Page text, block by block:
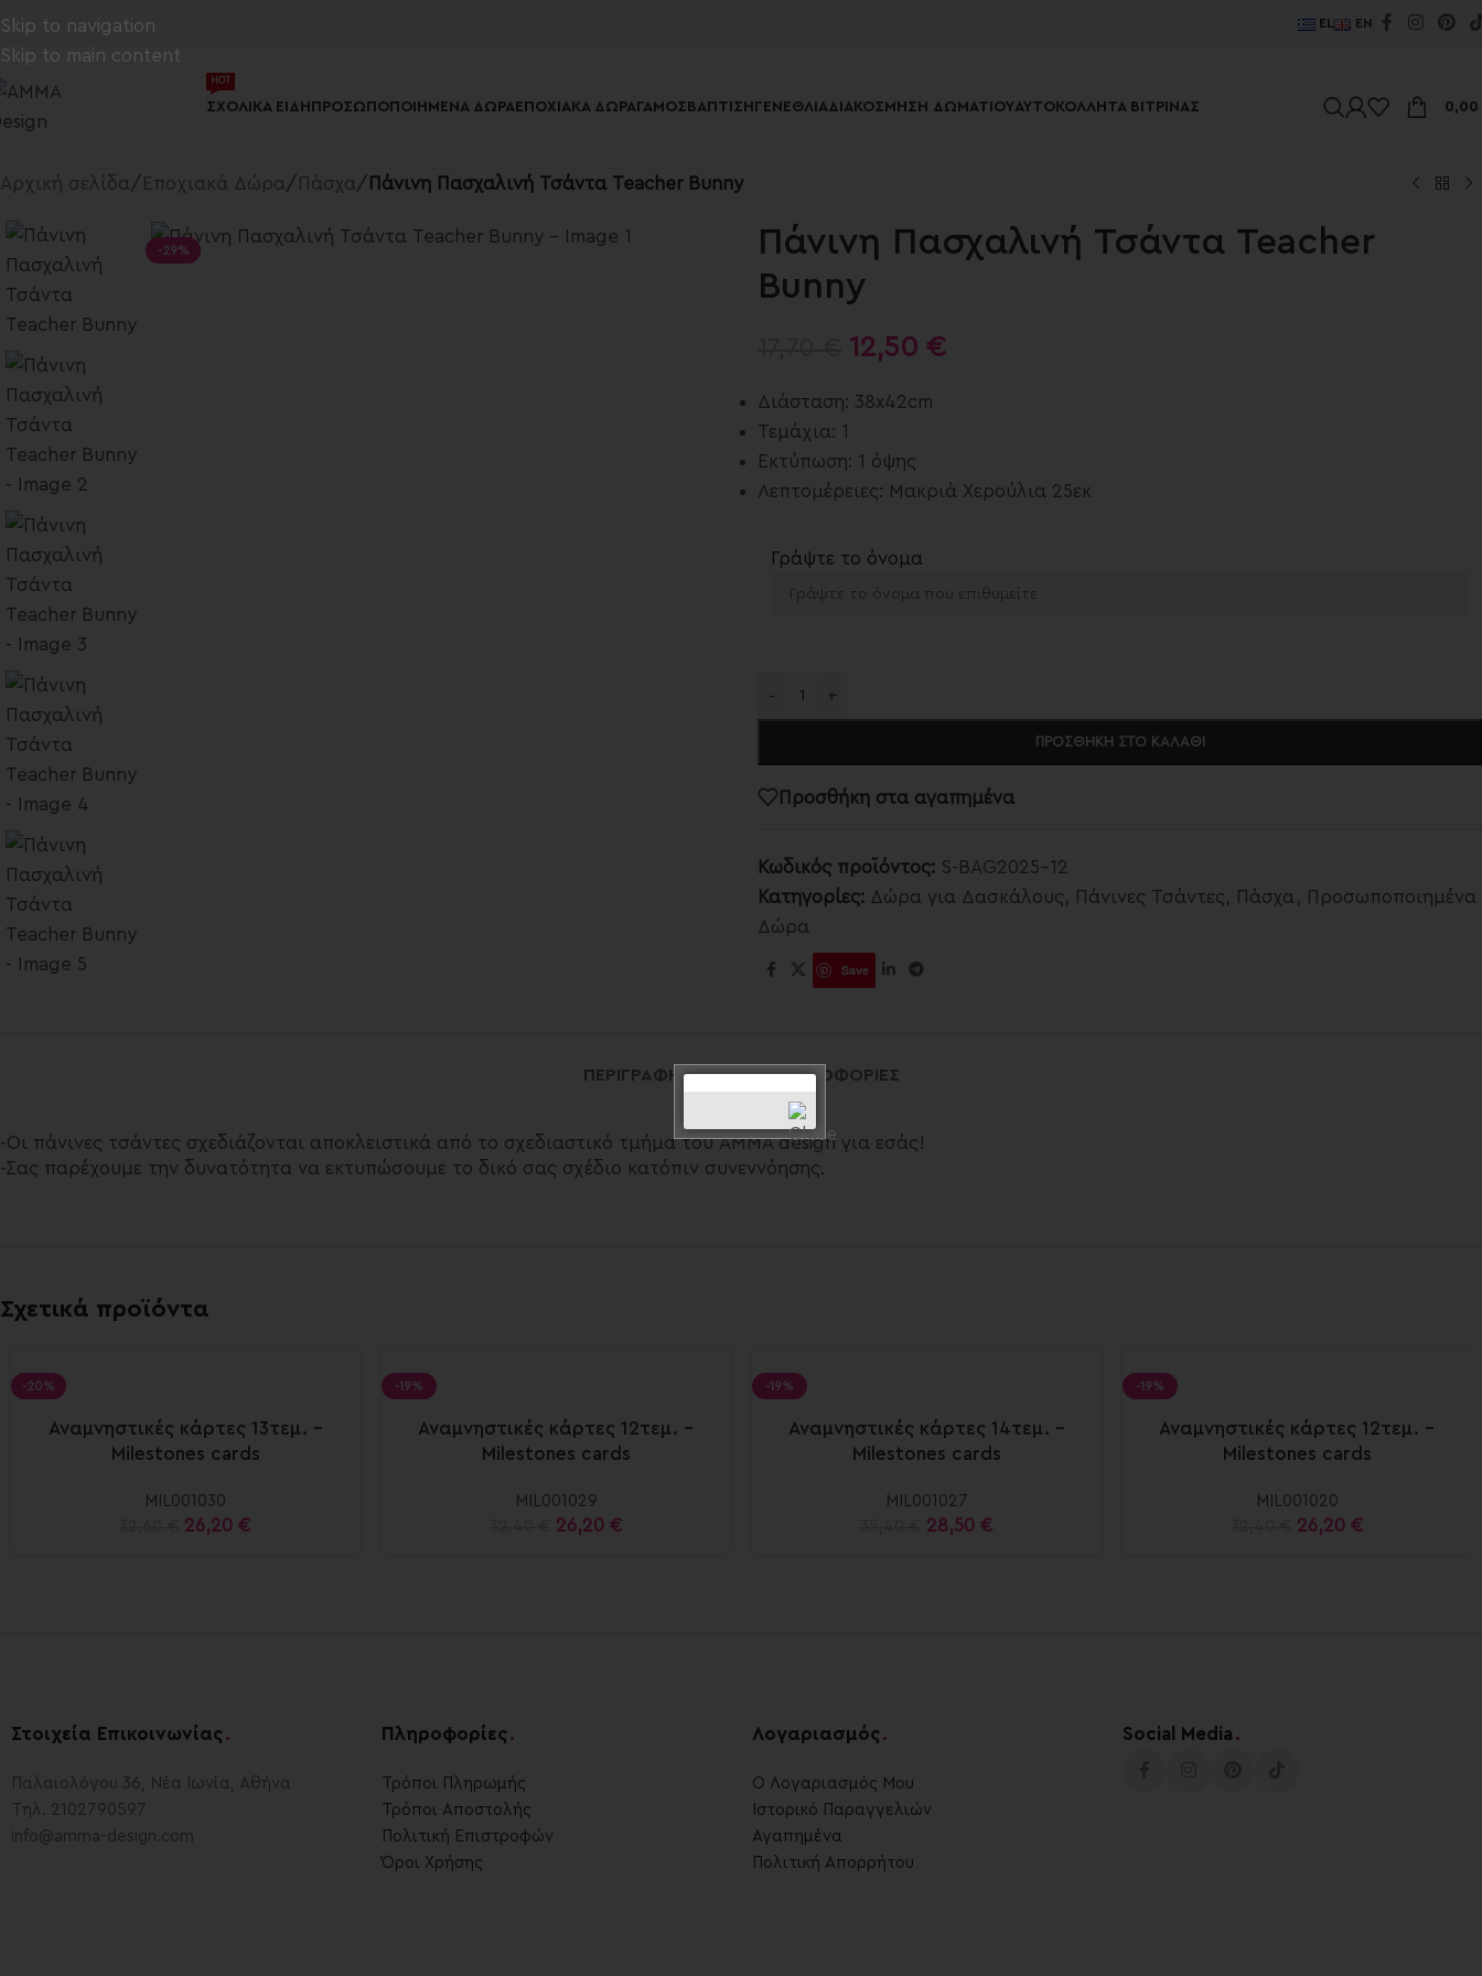
Skip to navigation
Skip to main content
EL EN
ΣΧΟΛΙΚΆ ΕΊΔΗ
ΗΟΤ
ΠΡΟΣΩΠΟΠΟΙΗΜΈΝΑ ΔΏΡΑΕΠΟΧΙΑΚΆ ΔΏΡΑΓΆΜΟΣ ΒΆΠΤΙΣΗ ΓΕΝΈΘΛΙΑΔΙΑΚΌΣΜΗΣΗ ΔΩΜΑΤΊΟΥΑΥΤΟΚΌΛΛΗΤΑ ΒΙΤΡΊΝΑΣ 0,00
Αρχική σελίδα / Εποχιακά Δώρα / Πάσχα / Πάνινη Πασχαλινή Τσάντα Teacher Bunny
-29%
Πάνινη Πασχαλινή Τσάντα Teacher
Bunny
12,50 €
Διάσταση: 38x42cm
Τεμάχια: 1
Εκτύπωση: 1 όψης
Λεπτομέρειες: Μακριά Χερούλια 25εκ
Γράψτε το όνομα
- +
ΠΡΟΣΘΉΚΗ ΣΤΟ ΚΑΛΆΘΙ
Προσθήκη στα αγαπημένα
Κωδικός προϊόντος: S-BAG2025-12
Κατηγορίες: Δώρα για Δασκάλους, Πάνινες Τσάντες, Πάσχα , Προσωποποιημένα
Δώρα
Save
ΠΕΡΙΓΡΑΦΉ ΕΠΙΠΛΈΟΝ ΠΛΗΡΟΦΟΡΊΕΣ
-Οι πάνινες τσάντες σχεδιάζονται αποκλειστικά από το σχεδιαστικό τμήμα του AMMA design για εσάς!
-Σας παρέχουμε την δυνατότητα να εκτυπώσουμε το δικό σας σχέδιο κατόπιν συνεννόησης.
Σχετικά προϊόντα
-20%
Αναμνηστικές κάρτες 13τεμ. –
Milestones cards
MIL001030
26,20 €
-19%
Αναμνηστικές κάρτες 12τεμ. –
Milestones cards
MIL001029
26,20 €
-19%
Αναμνηστικές κάρτες 14τεμ. –
Milestones cards
MIL001027
28,50 €
-19%
Αναμνηστικές κάρτες 12τεμ. –
Milestones cards
MIL001020
26,20 €
Στοιχεία Επικοινωνίας .
Παλαιολόγου 36, Νέα Ιωνία, Αθήνα
Τηλ. 2102790597
info@amma-design.com
Πληροφορίες .
Τρόποι Πληρωμής
Τρόποι Αποστολής
Πολιτική Επιστροφών
Όροι Χρήσης
Λογαριασμός .
Ο Λογαριασμός Μου
Ιστορικό Παραγγελιών
Αγαπημένα
Πολιτική Απορρήτου
Social Media .